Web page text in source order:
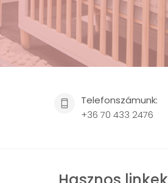
Telefonszámunk:
+36 70 433 2476